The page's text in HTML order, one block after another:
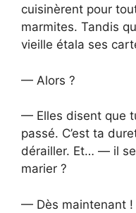
cuisinèrent pour
marmites. Tandis
vieille étala ses
— Alors ?
— Elles disent que
passé. C’est ta
dérailler. Et… — il
marier ?
— Dès maintenant !